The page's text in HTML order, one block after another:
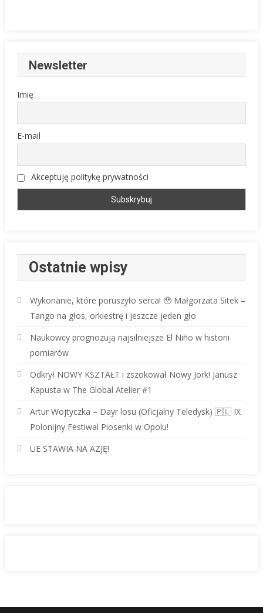
Newsletter
Imię
E-mail
Akceptuję politykę prywatności
Ostatnie wpisy
Wykonanie, które poruszyło serca! 🥹 Małgorzata Sitek –
Tango na głos, orkiestrę i jeszcze jeden gło
Naukowcy prognozują najsilniejsze El Niño w historii
pomiarów
Odkrył NOWY KSZTAŁT i zszokował Nowy Jork! Janusz
Kapusta w The Global Atelier #1
Artur Wojtyczka – Dayr losu (Oficjalny Teledysk) 🇵🇱 IX
Polonijny Festiwal Piosenki w Opolu!
UE STAWIA NA AZJĘ!